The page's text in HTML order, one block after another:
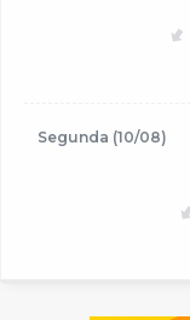
Segunda (10/08)